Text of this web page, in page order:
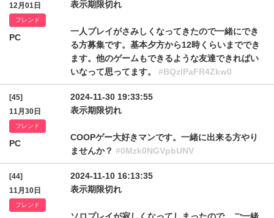
12月01日
フレンド
PC
表示期限切れ
一人プレイがさみしくなってきたので一緒にでき
る方募集です。基本夕方から12時くらいまででき
ます。他のゲームもできるような友達できればい
いなって思ってます。 #BQzlPaFR4Zkw0
[45]
11月30日
フレンド
PC
2024-11-30 19:33:55
表示期限切れ
COOPゲー大好きマンです。一緒に出来る方やり
ませんか？ #0Mzk0NGVpbUNV
[44]
11月10日
フレンド
2024-11-10 16:13:35
表示期限切れ